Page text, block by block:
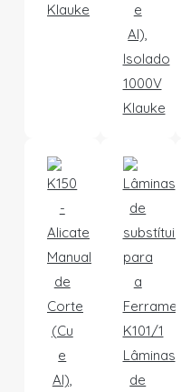
Klauke
e
Al),
Isolado
1000V
Klauke
Lâminas
de